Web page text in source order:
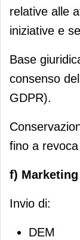
relative alle
iniziative e
Base
consenso
GDPR).
fino a
f)
Invio di:
DEM